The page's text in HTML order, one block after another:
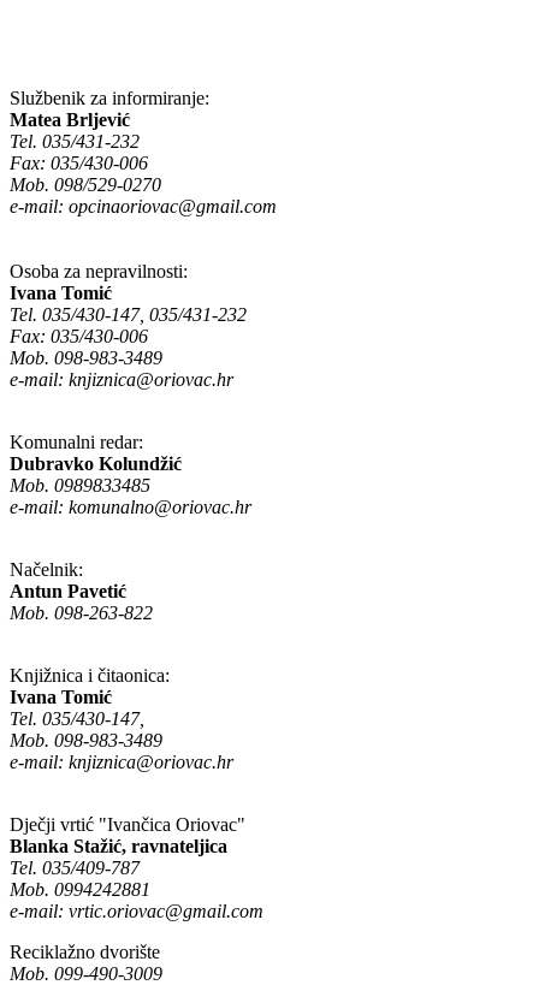
Službenik za informiranje:
Matea Brljević
Tel. 035/431-232
Fax: 035/430-006
Mob. 098/529-0270
e-mail: opcinaoriovac@gmail.com
Osoba za nepravilnosti:
Ivana Tomić
Tel. 035/430-147, 035/431-232
Fax: 035/430-006
Mob. 098-983-3489
e-mail: knjiznica@oriovac.hr
Komunalni redar:
Dubravko Kolundžić
Mob. 0989833485
e-mail: komunalno@oriovac.hr
Načelnik:
Antun Pavetić
Mob. 098-263-822
Knjižnica i čitaonica:
Ivana Tomić
Tel. 035/430-147,
Mob. 098-983-3489
e-mail: knjiznica@oriovac.hr
Dječji vrtić "Ivančica Oriovac"
Blanka Stažić, ravnateljica
Tel. 035/409-787
Mob. 0994242881
e-mail: vrtic.oriovac@gmail.com
Reciklažno dvorište
Mob. 099-490-3009